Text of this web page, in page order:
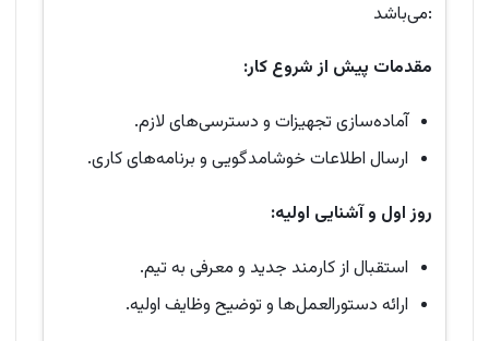
می‌باشد:
مقدمات پیش از شروع کار:
آماده‌سازی تجهیزات و دسترسی‌های لازم.
ارسال اطلاعات خوشامدگویی و برنامه‌های کاری.
روز اول و آشنایی اولیه:
استقبال از کارمند جدید و معرفی به تیم.
ارائه دستورالعمل‌ها و توضیح وظایف اولیه.